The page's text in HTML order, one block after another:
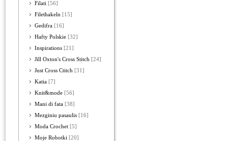
Filati [56]
Filethakeln [15]
Gedifra [16]
Hafty Polskie [32]
Inspirations [21]
Jill Oxton's Cross Stitch [24]
Just Cross Ctitch [31]
Katia [7]
Knit&mode [56]
Mani di fata [38]
Mezginiu pasaulis [16]
Moda Crochet [5]
Moje Robotki [20]